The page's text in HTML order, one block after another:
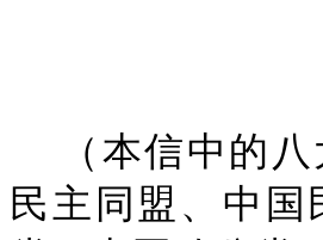
（本信中的
民主同盟、中